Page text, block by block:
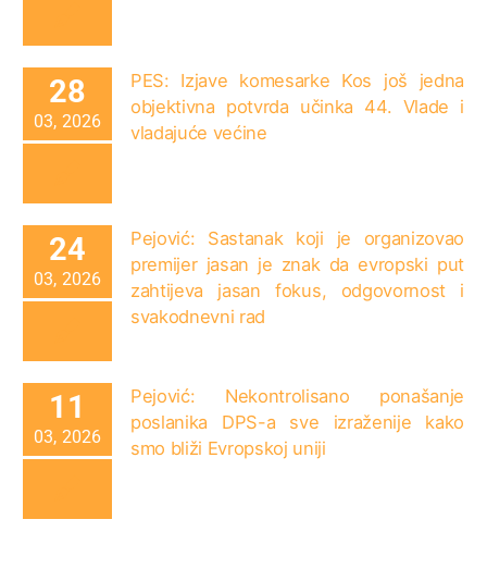
28
03, 2026
PES: Izjave komesarke Kos još jedna
objektivna potvrda učinka 44. Vlade i
vladajuće većine
24
03, 2026
Pejović: Sastanak koji je organizovao
premijer jasan je znak da evropski put
zahtijeva jasan fokus, odgovornost i
svakodnevni rad
11
03, 2026
Pejović: Nekontrolisano ponašanje
poslanika DPS-a sve izraženije kako
smo bliži Evropskoj uniji